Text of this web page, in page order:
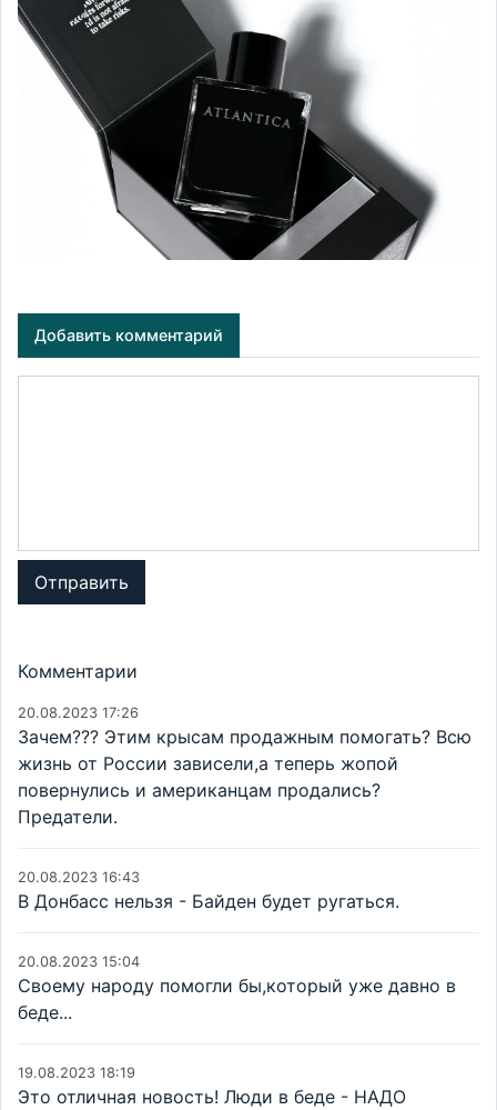
Добавить комментарий
Отправить
Комментарии
20.08.2023 17:26
Зачем??? Этим крысам продажным помогать? Всю
жизнь от России зависели,а теперь жопой
повернулись и американцам продались?
Предатели.
20.08.2023 16:43
В Донбасс нельзя - Байден будет ругаться.
20.08.2023 15:04
Своему народу помогли бы,который уже давно в
беде...
19.08.2023 18:19
Это отличная новость! Люди в беде - НАДО